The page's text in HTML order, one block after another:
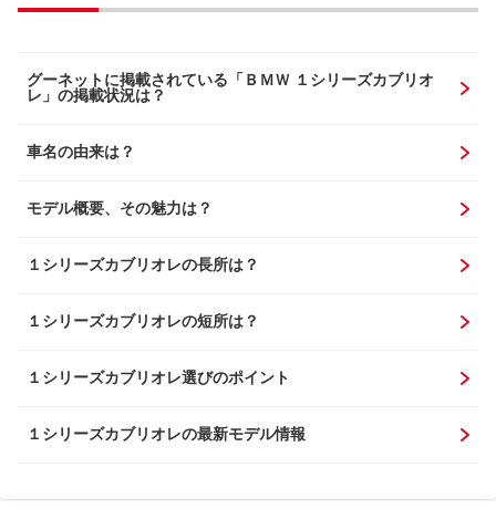
グーネットに掲載されている「ＢＭＷ １シリーズカブリオ
レ」の掲載状況は？
車名の由来は？
モデル概要、その魅力は？
１シリーズカブリオレの長所は？
１シリーズカブリオレの短所は？
１シリーズカブリオレ選びのポイント
１シリーズカブリオレの最新モデル情報